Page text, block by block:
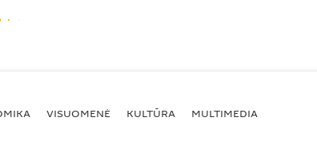
VISUOMENĖ KULTŪRA MULTIMEDIA